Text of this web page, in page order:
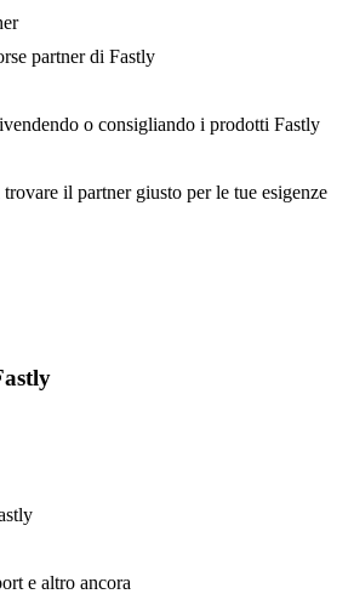
partner di Fastly
o consigliando i prodotti Fastly
il partner giusto per le tue esigenze
e altro ancora